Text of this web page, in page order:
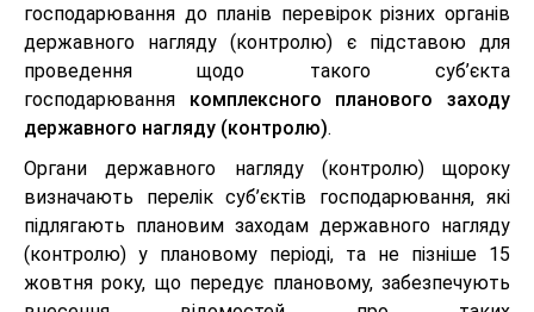
господарювання до планів перевірок різних органів
державного нагляду (контролю) є підставою для
проведення щодо такого суб’єкта
господарювання комплексного планового заходу
державного нагляду (контролю).
Органи державного нагляду (контролю) щороку
визначають перелік суб’єктів господарювання, які
підлягають плановим заходам державного нагляду
(контролю) у плановому періоді, та не пізніше 15
жовтня року, що передує плановому, забезпечують